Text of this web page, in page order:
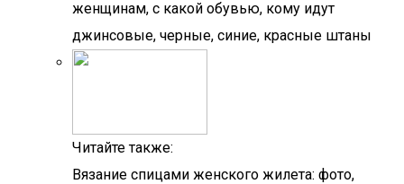
женщинам, с какой обувью, кому идут
джинсовые, черные, синие, красные штаны
Читайте также:
Вязание спицами женского жилета: фото,